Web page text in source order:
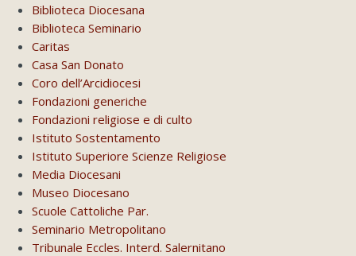
Biblioteca Diocesana
Biblioteca Seminario
Caritas
Casa San Donato
Coro dell’Arcidiocesi
Fondazioni generiche
Fondazioni religiose e di culto
Istituto Sostentamento
Istituto Superiore Scienze Religiose
Media Diocesani
Museo Diocesano
Scuole Cattoliche Par.
Seminario Metropolitano
Tribunale Eccles. Interd. Salernitano